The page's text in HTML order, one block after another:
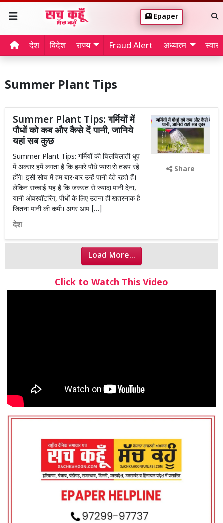
Epaper
देश विदेश राज्य Fraud Alert अध्यात्म
Summer Plant Tips
Summer Plant Tips: गर्मियों में
पौधों को कब और कैसे दें पानी, जानिये
यहां सब कुछ
Summer Plant Tips: गर्मियों की चिलचिलाती धूप
में अक्सर हमें लगता है कि हमारे पौधे प्यास से तड़प रहे
होंगे। इसी सोच में हम बार-बार उन्हें पानी देते रहते हैं।
लेकिन सच्चाई यह है कि जरूरत से ज्यादा पानी देना,
यानी ओवरवॉटरिंग, पौधों के लिए उतना ही खतरनाक है
जितना पानी की कमी। अगर आप […]
देश
Share
Load More...
Click to Watch This Video